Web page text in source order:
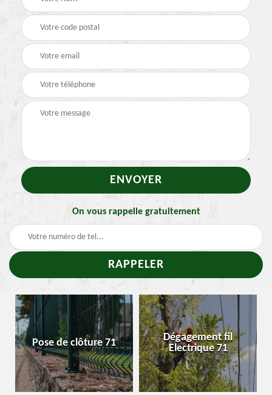
On vous rappelle gratuitement
Pose de clôture 71
Dégagement fil
Electrique 71